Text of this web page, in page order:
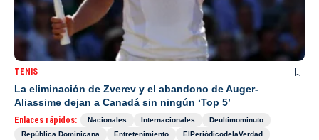
TENIS
La eliminación de Zverev y el abandono de Auger-
Aliassime dejan a Canadá sin ningún ‘Top 5’
Enlaces rápidos: Nacionales Internacionales
Deultimominuto
República Dominicana
Entretenimiento
ElPeriódicodelaVerdad